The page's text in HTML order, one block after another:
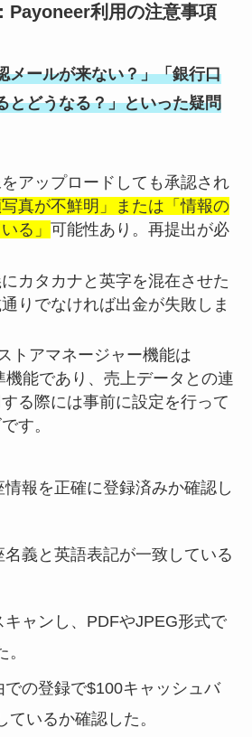
Payoneer利用の注意事項
メールが来ない？」「銀行口
とどうなる？」といった疑問
アップロードしても承認され
写真が不鮮明」または「情報の
る」 可能性あり。再提出が必
カタカナと英字を混在させた
りでなければ出金が失敗しま
トアマネージャー機能は
機能であり、売上データとの連
る際には事前に設定を行って
す。
報を正確に登録済みか確認し
義と英語表記が一致している
ャンし、PDFやJPEG形式で
の登録で$100キャッシュバ
ているか確認した。